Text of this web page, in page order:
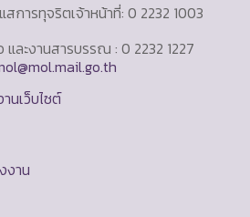
สการทุจริตเจ้าหน้าที่: 0 2232 1003
ละงานสารบรรณ : 0 2232 1227
นเว็บไซต์
งาน